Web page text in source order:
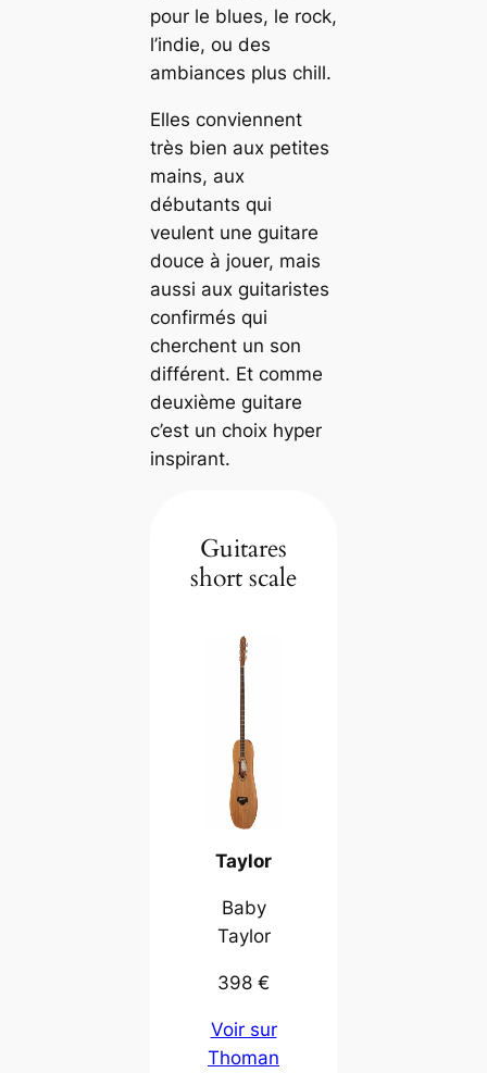
pour le blues, le rock,
l’indie, ou des
ambiances plus chill.
Elles conviennent
très bien aux petites
mains, aux
débutants qui
veulent une guitare
douce à jouer, mais
aussi aux guitaristes
confirmés qui
cherchent un son
différent. Et comme
deuxième guitare
c’est un choix hyper
inspirant.
Guitares
short scale
Taylor
Baby
Taylor
398 €
Voir sur
Thoman